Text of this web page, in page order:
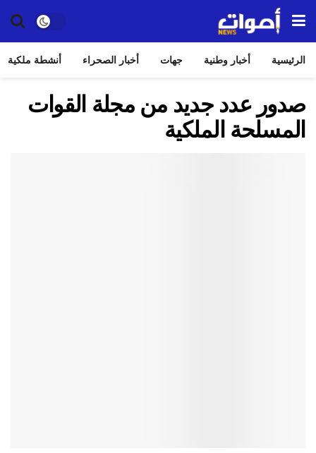
الرئيسية أخبار وطنية جهات أخبار الصحراء أنشطة ملكية
صدور عدد جديد من مجلة القوات
المسلحة الملكية